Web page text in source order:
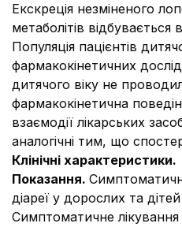
Екскреція незміненого
метаболітів
Популяція пацієнтів
фармакокінетичних
дитячого віку не
фармакокінетична
взаємодії лікарських
аналогічні тим, що
Клінічні характеристики.
Показання.
діареї у дорослих та
Симптоматичне лікування